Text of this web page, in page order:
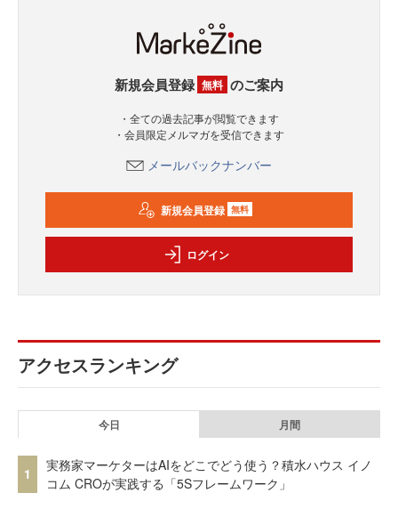
新規会員登録 無料 のご案内
・全ての過去記事が閲覧できます
・会員限定メルマガを受信できます
メールバックナンバー
新規会員登録 無料
ログイン
アクセスランキング
今日 月間
1
実務家マーケターはAIをどこでどう使う？積水ハウス イノ
コム CROが実践する「5Sフレームワーク」